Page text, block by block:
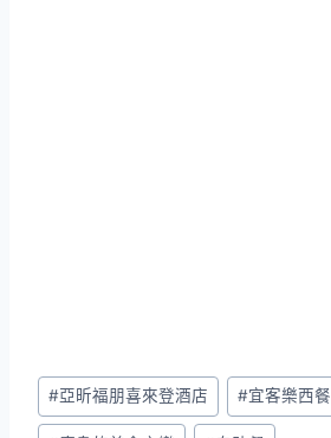
Post
Tags:
#亞昕福朋喜來登酒店 #宜客樂西餐